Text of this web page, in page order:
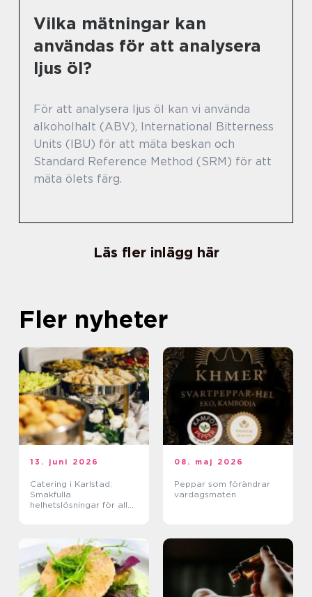
Vilka mätningar kan
användas för att analysera
ljus öl?
För att analysera ljus öl kan vi använda
alkoholhalt (ABV), International Bitterness
Units (IBU) för att mäta beskan och
Standard Reference Method (SRM) för att
mäta ölets färg.
Läs fler inlägg här
Fler nyheter
13. juni 2026
Catering i Karlstad:
Smakfulla
helhetslösningar för alla
08. maj 2026
Peppar som förändrar
vardagsmaten